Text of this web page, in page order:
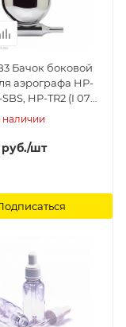
Бачок боковой
аэрографа HP-
HP-TR2 (I 070
Iwata
наличии
руб./шт